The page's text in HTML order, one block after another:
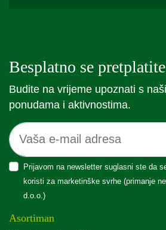
Besplatno se
Budite na vrijeme upoznati s
ponudama i aktivnostima.
Prijavom na newsletter suglasni ste da
koristi za marketinške svrhe (primanje
d.o.o.)
Asortiman